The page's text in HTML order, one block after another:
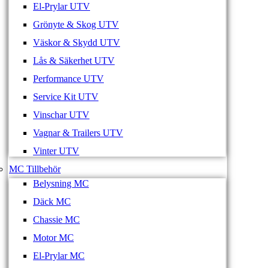
El-Prylar UTV
Grönyte & Skog UTV
Väskor & Skydd UTV
Lås & Säkerhet UTV
Performance UTV
Service Kit UTV
Vinschar UTV
Vagnar & Trailers UTV
Vinter UTV
MC Tillbehör
Belysning MC
Däck MC
Chassie MC
Motor MC
El-Prylar MC